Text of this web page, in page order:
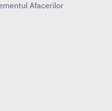
Afacerilor